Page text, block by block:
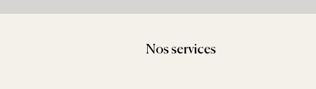
Nos services